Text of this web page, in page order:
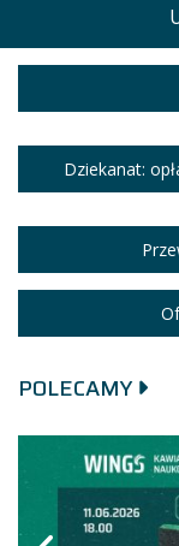
Wydział
Dziekanat:
POLECAMY